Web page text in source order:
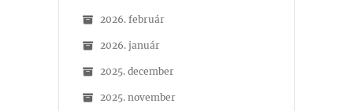
2026. február
2026. január
2025. december
2025. november